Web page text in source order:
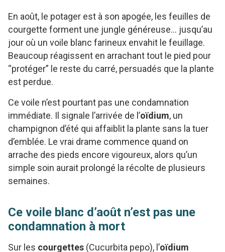
En août, le potager est à son apogée, les feuilles de
courgette forment une jungle généreuse… jusqu’au
jour où un voile blanc farineux envahit le feuillage.
Beaucoup réagissent en arrachant tout le pied pour
“protéger” le reste du carré, persuadés que la plante
est perdue.
Ce voile n’est pourtant pas une condamnation
immédiate. Il signale l’arrivée de l’oïdium, un
champignon d’été qui affaiblit la plante sans la tuer
d’emblée. Le vrai drame commence quand on
arrache des pieds encore vigoureux, alors qu’un
simple soin aurait prolongé la récolte de plusieurs
semaines.
Ce voile blanc d’août n’est pas une
condamnation à mort
Sur les courgettes (Cucurbita pepo), l’oïdium